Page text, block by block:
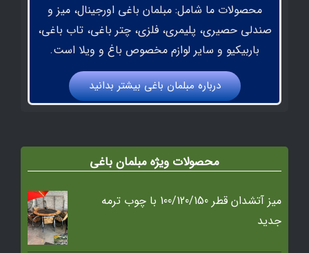
محصولات ما شامل: مبلمان باغی اورجینال، میز و
صندلی حصیری، پلیمری، فلزی، چتر باغی، تاب باغی،
باربیکیو و سایر لوازم مخصوص باغ و ویلا است.
درباره مبلمان باغي بيشتر بدانيد
محصولات ویژه مبلمان باغی
میز آتشدان قطر 100/120/150 با چوب ترمه
جدید